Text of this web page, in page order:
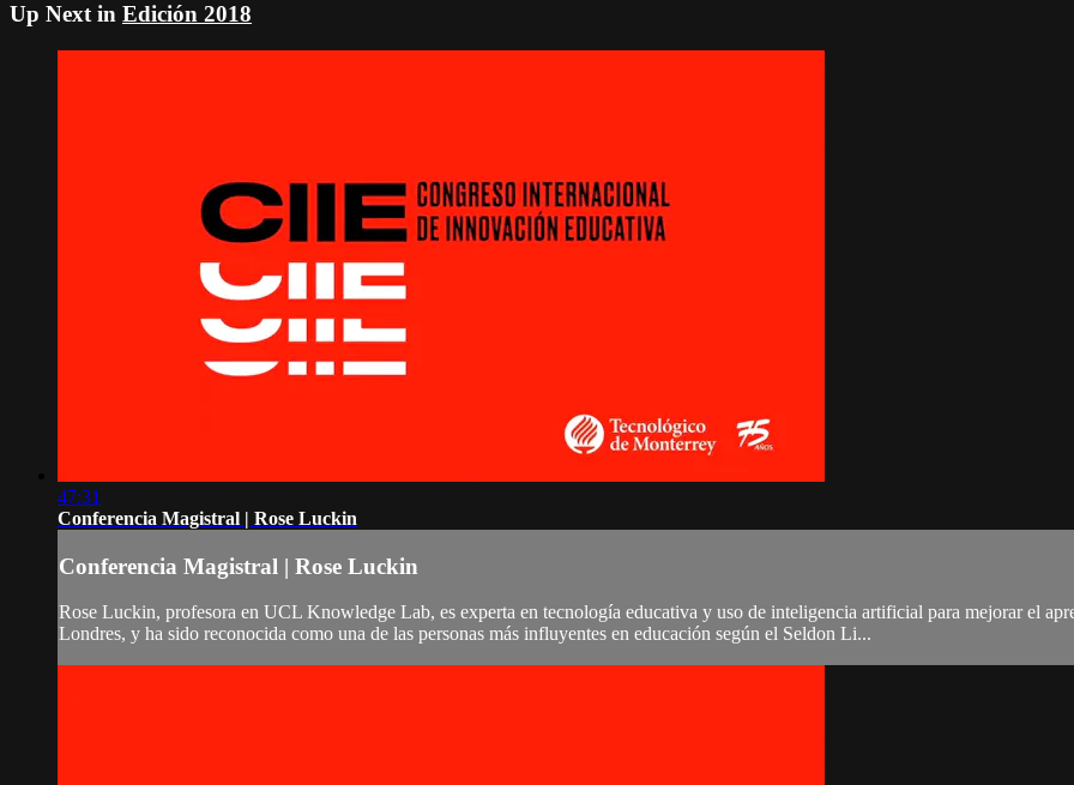
Up Next in Edición 2018
47:31
Conferencia Magistral | Rose Luckin
Conferencia Magistral | Rose Luckin
Rose Luckin, profesora en UCL Knowledge Lab, es experta en tecnología educativa y uso de inteligencia artificial para mejorar el
Londres, y ha sido reconocida como una de las personas más influyentes en educación según el Seldon Li...